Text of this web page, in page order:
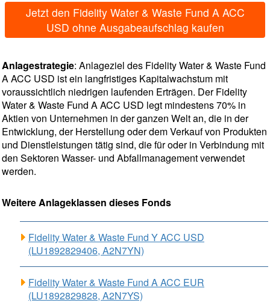
Jetzt den Fidelity Water & Waste Fund A ACC
USD ohne Ausgabeaufschlag kaufen
Anlagestrategie: Anlageziel des Fidelity Water & Waste Fund
A ACC USD ist ein langfristiges Kapitalwachstum mit
voraussichtlich niedrigen laufenden Erträgen. Der Fidelity
Water & Waste Fund A ACC USD legt mindestens 70% in
Aktien von Unternehmen in der ganzen Welt an, die in der
Entwicklung, der Herstellung oder dem Verkauf von Produkten
und Dienstleistungen tätig sind, die für oder in Verbindung mit
den Sektoren Wasser- und Abfallmanagement verwendet
werden.
Weitere Anlageklassen dieses Fonds
Fidelity Water & Waste Fund Y ACC USD
(LU1892829406, A2N7YN)
Fidelity Water & Waste Fund A ACC EUR
(LU1892829828, A2N7YS)